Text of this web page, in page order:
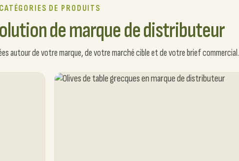
CATÉGORIES DE PRODUITS
de marque de distributeur
autour de votre marque, de votre marché cible et de votre brief commercial.